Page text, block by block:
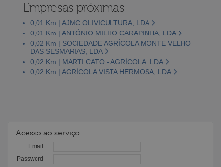
Empresas próximas
0,01 Km | AJMC OLIVICULTURA, LDA
0,01 Km | ANTÓNIO MILHO CARAPINHA, LDA
0,02 Km | SOCIEDADE AGRÍCOLA MONTE VELHO
DAS SESMARIAS, LDA
0,02 Km | MARTI CATO - AGRÍCOLA, LDA
0,02 Km | AGRÍCOLA VISTA HERMOSA, LDA
Acesso ao serviço:
Email
Password